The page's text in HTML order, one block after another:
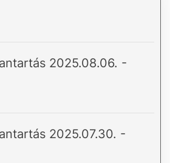
2025.08.06. -
2025.07.30. -